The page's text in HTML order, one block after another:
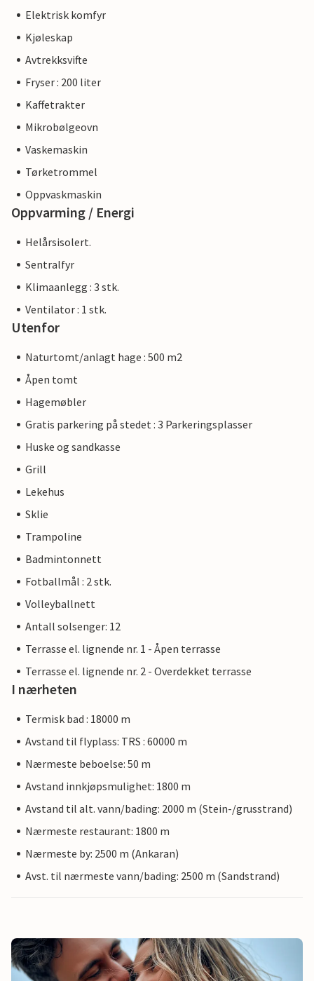
Elektrisk komfyr
Kjøleskap
Avtrekksvifte
Fryser : 200 liter
Kaffetrakter
Mikrobølgeovn
Vaskemaskin
Tørketrommel
Oppvaskmaskin
Oppvarming / Energi
Helårsisolert.
Sentralfyr
Klimaanlegg : 3 stk.
Ventilator : 1 stk.
Utenfor
Naturtomt/anlagt hage : 500 m2
Åpen tomt
Hagemøbler
Gratis parkering på stedet : 3 Parkeringsplasser
Huske og sandkasse
Grill
Lekehus
Sklie
Trampoline
Badmintonnett
Fotballmål : 2 stk.
Volleyballnett
Antall solsenger: 12
Terrasse el. lignende nr. 1 - Åpen terrasse
Terrasse el. lignende nr. 2 - Overdekket terrasse
I nærheten
Termisk bad : 18000 m
Avstand til flyplass: TRS : 60000 m
Nærmeste beboelse: 50 m
Avstand innkjøpsmulighet: 1800 m
Avstand til alt. vann/bading: 2000 m (Stein-/grusstrand)
Nærmeste restaurant: 1800 m
Nærmeste by: 2500 m (Ankaran)
Avst. til nærmeste vann/bading: 2500 m (Sandstrand)